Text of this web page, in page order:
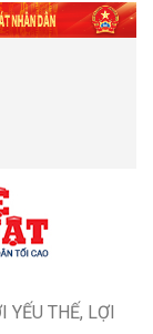
YẾU THẾ, LỢI